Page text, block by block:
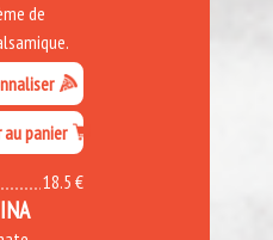
de
panier
18.5 €